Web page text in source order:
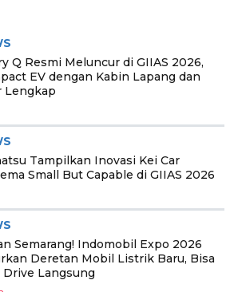
Q Resmi Meluncur di GIIAS 2026,
EV dengan Kabin Lapang dan
Lengkap
Tampilkan Inovasi Kei Car
Small But Capable di GIIAS 2026
Semarang! Indomobil Expo 2026
Deretan Mobil Listrik Baru, Bisa
Drive Langsung